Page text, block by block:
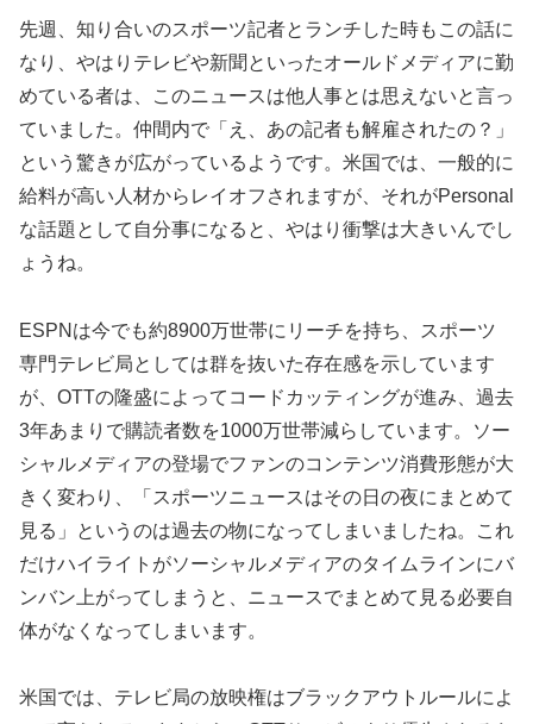
先週、知り合いのスポーツ記者とランチした時もこの話に
なり、やはりテレビや新聞といったオールドメディアに勤
めている者は、このニュースは他人事とは思えないと言っ
ていました。仲間内で「え、あの記者も解雇されたの？」
という驚きが広がっているようです。米国では、一般的に
給料が高い人材からレイオフされますが、それがPersonal
な話題として自分事になると、やはり衝撃は大きいんでし
ょうね。
ESPNは今でも約8900万世帯にリーチを持ち、スポーツ
専門テレビ局としては群を抜いた存在感を示しています
が、OTTの隆盛によってコードカッティングが進み、過去
3年あまりで購読者数を1000万世帯減らしています。ソー
シャルメディアの登場でファンのコンテンツ消費形態が大
きく変わり、「スポーツニュースはその日の夜にまとめて
見る」というのは過去の物になってしまいましたね。これ
だけハイライトがソーシャルメディアのタイムラインにバ
ンバン上がってしまうと、ニュースでまとめて見る必要自
体がなくなってしまいます。
米国では、テレビ局の放映権はブラックアウトルールによ